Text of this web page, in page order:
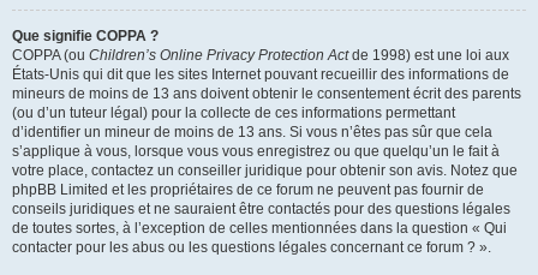
Que signifie COPPA ?
COPPA (ou Children’s Online Privacy Protection Actde 1998) est une loi aux
États-Unis qui dit que les sites Internet pouvant recueillir des informations de
mineurs de moins de 13 ans doivent obtenir le consentement écrit des parents
(ou d’un tuteur légal) pour la collecte de ces informations permettant
d’identifier un mineur de moins de 13 ans. Si vous n’êtes pas sûr que cela
s’applique à vous, lorsque vous vous enregistrez ou que quelqu’un le fait à
votre place, contactez un conseiller juridique pour obtenir son avis. Notez que
phpBB Limited et les propriétaires de ce forum ne peuvent pas fournir de
conseils juridiques et ne sauraient être contactés pour des questions légales
de toutes sortes, à l’exception de celles mentionnées dans la question « Qui
contacter pour les abus ou les questions légales concernant ce forum ? ».